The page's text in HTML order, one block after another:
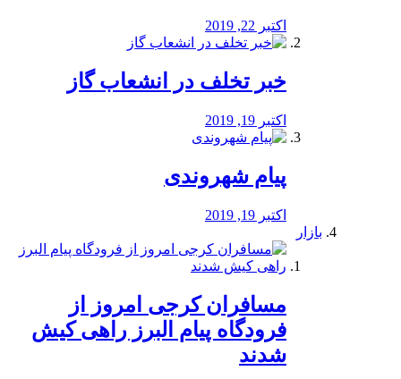
اکتبر 22, 2019
خبر تخلف در انشعاب گاز
اکتبر 19, 2019
پیام شهروندی
اکتبر 19, 2019
بازار
مسافران کرجی امروز از
فرودگاه پیام البرز راهی کیش
شدند